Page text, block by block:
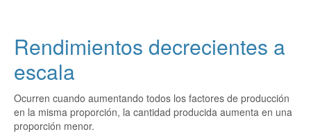
Rendimientos decrecientes a
escala
Ocurren cuando aumentando todos los factores de producción
en la misma proporción, la cantidad producida aumenta en una
proporción menor.